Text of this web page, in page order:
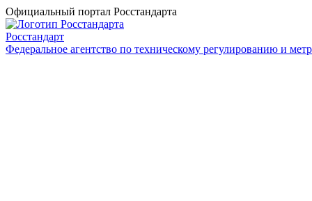
Официальный портал Росстандарта
Росстандарт
Федеральное агентство по техническому регулированию и